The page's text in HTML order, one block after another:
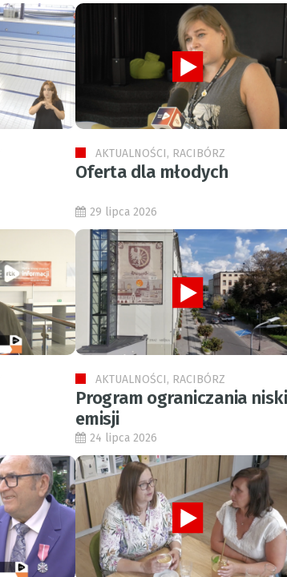
AKTUALNOŚCI, RACIBÓRZ
Oferta dla młodych
29 lipca 2026
AKTUALNOŚCI, RACIBÓRZ
Program ograniczania
emisji
24 lipca 2026